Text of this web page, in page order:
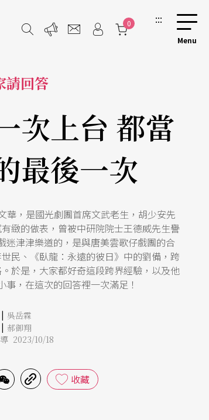
0 :::
請回答
次上台 都當
最後一次
華，是國光劇團首席文武老生，胡少安先
緻的做表，曾被中研院院士王德威先生譽
迷津津樂道的，是與唐美雲歌仔戲團的合
民、《臥龍：永遠的彼日》中的劉備，跨
於是，大家都好奇這段跨界經驗，以及他
，在這次的回答裡一次滿足！
| 吳岳霖
| 郝御翔
2023/10/18
收藏